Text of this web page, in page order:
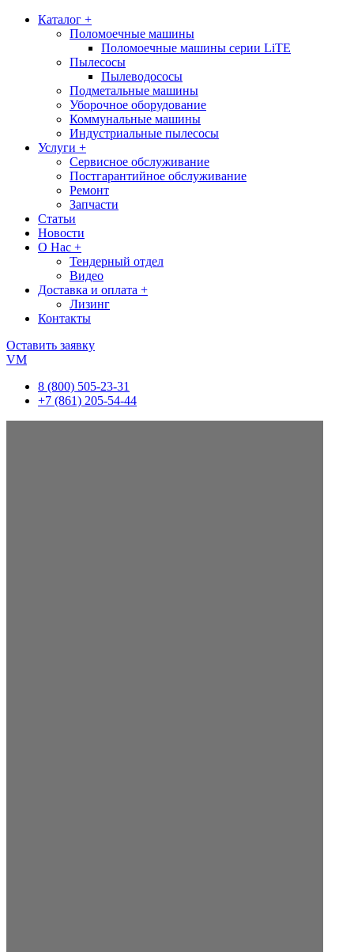
Каталог +
Поломоечные машины
Поломоечные машины серии LiTE
Пылесосы
Пылеводососы
Подметальные машины
Уборочное оборудование
Коммунальные машины
Индустриальные пылесосы
Услуги +
Сервисное обслуживание
Постгарантийное обслуживание
Ремонт
Запчасти
Статьи
Новости
О Нас +
Тендерный отдел
Видео
Доставка и оплата +
Лизинг
Контакты
Оставить заявку
VM
8 (800) 505-23-31
+7 (861) 205-54-44